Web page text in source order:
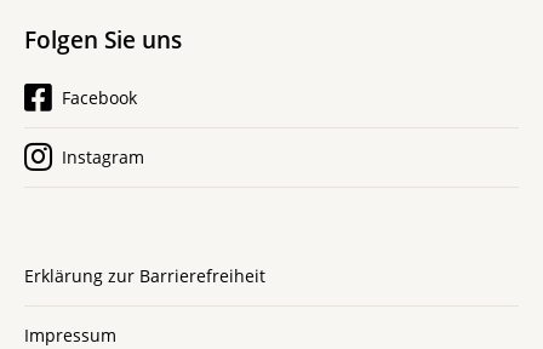
Folgen Sie uns
Facebook
Instagram
Erklärung zur Barrierefreiheit
Impressum